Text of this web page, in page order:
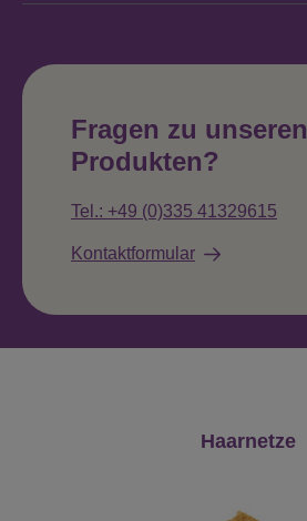
Fragen zu unseren
Produkten?
Tel.: +49 (0)335 41329615
Kontaktformular
Produktgalerie überspringen
Haarnetze